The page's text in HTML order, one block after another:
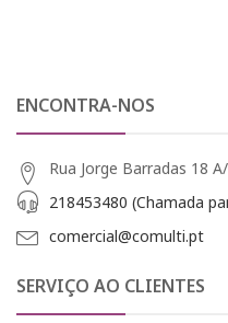
ENCONTRA-NOS
Rua Jorge Barradas 18
218453480 (Chamada
comercial@comulti.pt
SERVIÇO AO CLIENTES